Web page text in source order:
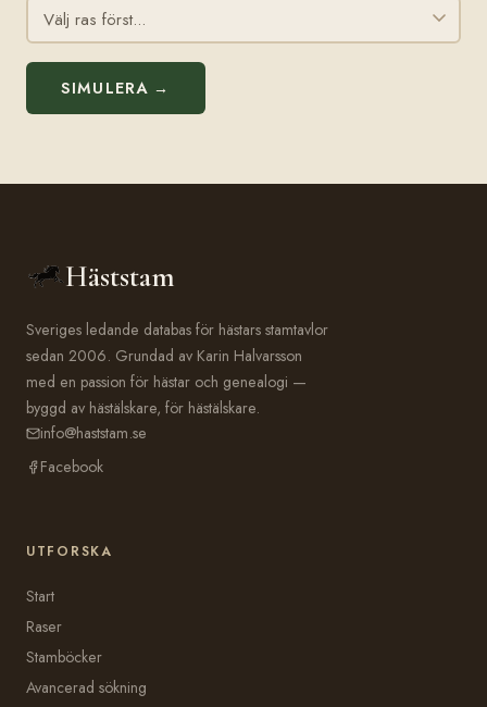
SIMULERA →
Häststam
Sveriges ledande databas för hästars stamtavlor
sedan 2006. Grundad av Karin Halvarsson
med en passion för hästar och genealogi —
byggd av hästälskare, för hästälskare.
info@haststam.se
Facebook
UTFORSKA
Start
Raser
Stamböcker
Avancerad sökning